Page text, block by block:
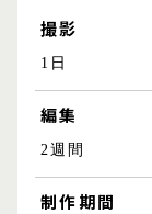
撮影
1日
編集
2週間
制作期間